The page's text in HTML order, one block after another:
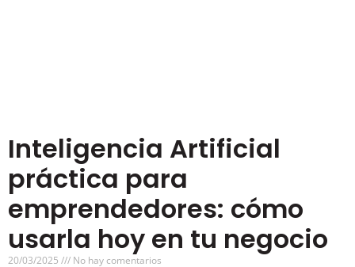
Inteligencia Artificial
práctica para
emprendedores: cómo
usarla hoy en tu negocio
20/03/2025 No hay comentarios